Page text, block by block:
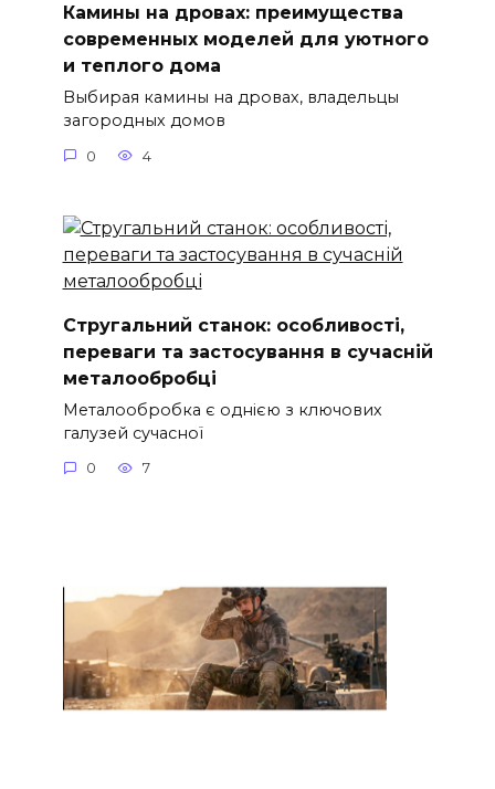
Камины на дровах: преимущества
современных моделей для уютного
и теплого дома
Выбирая камины на дровах, владельцы
загородных домов
0 4
Стругальний станок: особливості,
переваги та застосування в сучасній
металообробці
Металообробка є однією з ключових
галузей сучасної
0 7